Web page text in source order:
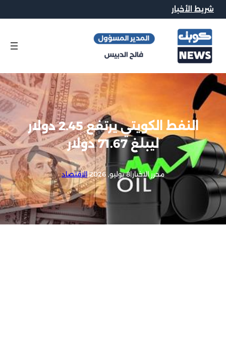
شريط الأخبار
النفط الكويتي يرتفع 2.45 دولار
ليبلغ 71.67 دولار
محرر الاخبار|8 يوليو, 2026 |الاقتصاد